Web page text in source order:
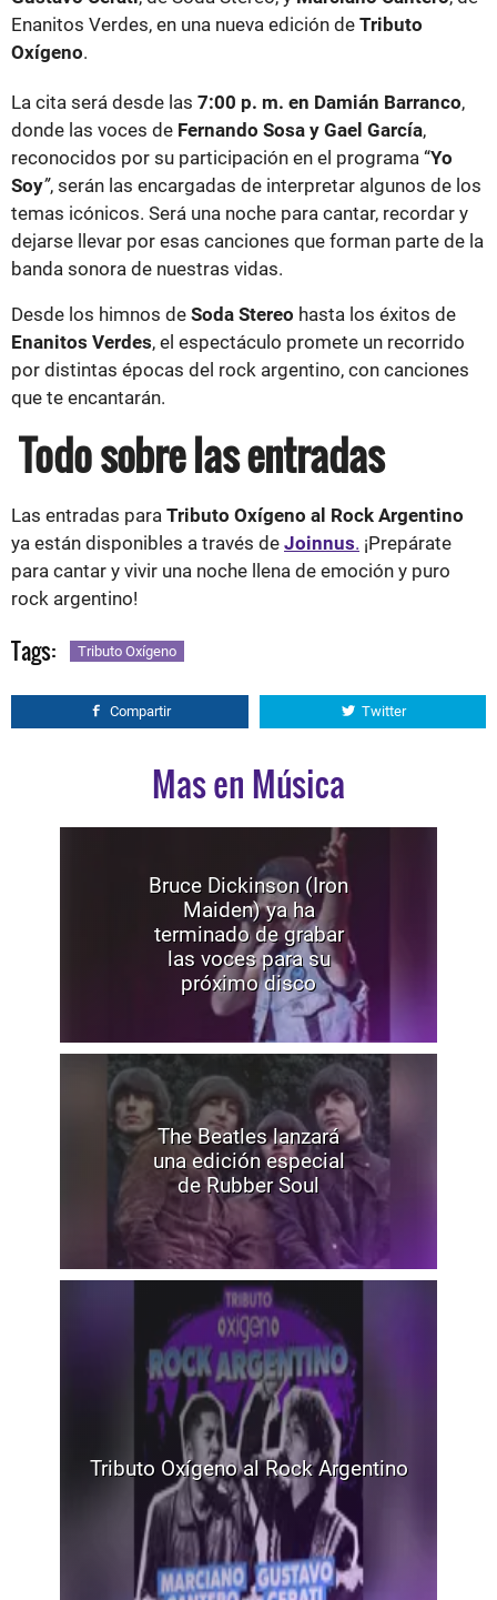
Enanitos Verdes, en una nueva edición de Tributo
Oxígeno.
La cita será desde las 7:00 p. m. en Damián Barranco,
donde las voces de Fernando Sosa y Gael García,
reconocidos por su participación en el programa “Yo
Soy”, serán las encargadas de interpretar algunos de los
temas icónicos. Será una noche para cantar, recordar y
dejarse llevar por esas canciones que forman parte de la
banda sonora de nuestras vidas.
Desde los himnos de Soda Stereo hasta los éxitos de
Enanitos Verdes, el espectáculo promete un recorrido
por distintas épocas del rock argentino, con canciones
que te encantarán.
Todo sobre las entradas
Las entradas para Tributo Oxígeno al Rock Argentino
ya están disponibles a través de Joinnus. ¡Prepárate
para cantar y vivir una noche llena de emoción y puro
rock argentino!
Tags: Tributo Oxígeno
Compartir Twitter
Mas en Música
Bruce Dickinson (Iron
Maiden) ya ha
terminado de grabar
las voces para su
próximo disco
The Beatles lanzará
una edición especial
de Rubber Soul
Tributo Oxígeno al Rock Argentino